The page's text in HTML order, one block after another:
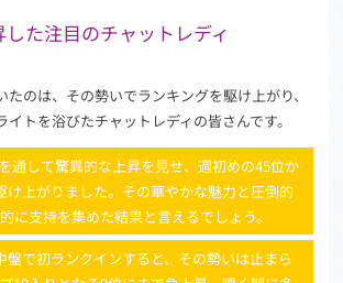
た注目のチャットレディ
のは、その勢いでランキングを駆け上がり、
トを浴びたチャットレディの皆さんです。
通して驚異的な上昇を見せ、週初めの45位か
け上がりました。その華やかな魅力と圧倒的
に支持を集めた結果と言えるでしょう。
盤で初ランクインすると、その勢いは止まら